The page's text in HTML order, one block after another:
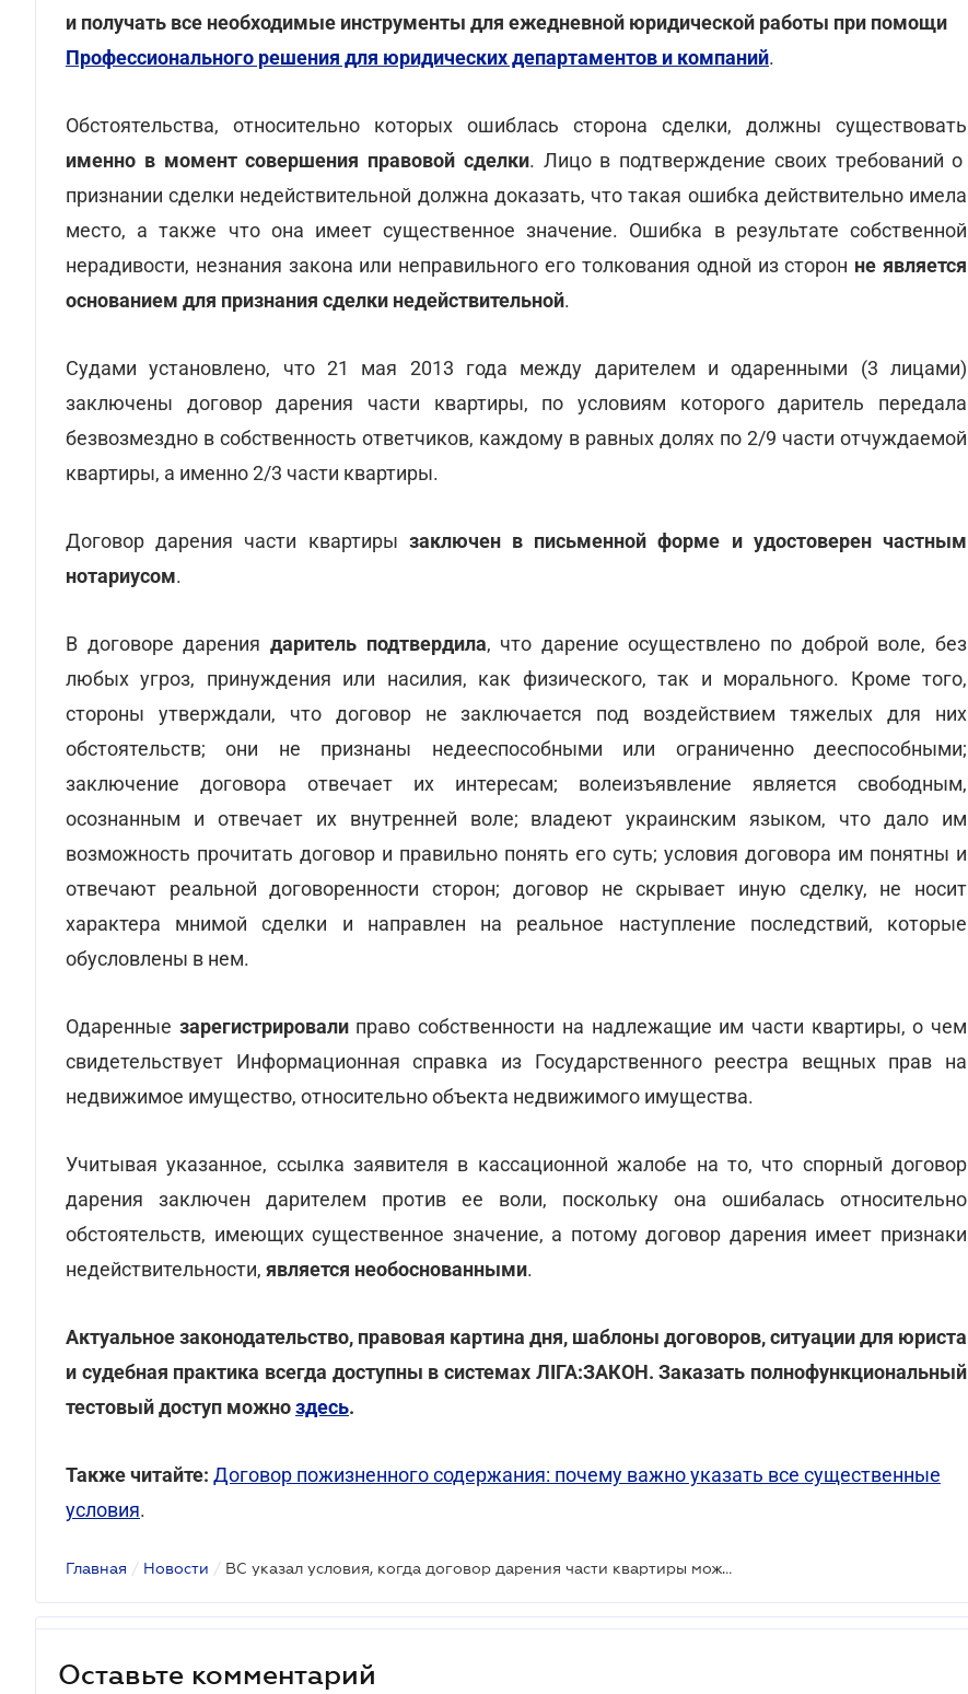
и получать все необходимые инструменты для ежедневной юридической работы при помощи
Профессионального решения для юридических департаментов и компаний.
Обстоятельства, относительно которых ошиблась сторона сделки, должны существовать
именно в момент совершения правовой сделки. Лицо в подтверждение своих требований о
признании сделки недействительной должна доказать, что такая ошибка действительно имела
место, а также что она имеет существенное значение. Ошибка в результате собственной
нерадивости, незнания закона или неправильного его толкования одной из сторон не является
основанием для признания сделки недействительной.
Судами установлено, что 21 мая 2013 года между дарителем и одаренными (3 лицами)
заключены договор дарения части квартиры, по условиям которого даритель передала
безвозмездно в собственность ответчиков, каждому в равных долях по 2/9 части отчуждаемой
квартиры, а именно 2/3 части квартиры.
Договор дарения части квартиры заключен в письменной форме и удостоверен частным
нотариусом.
В договоре дарения даритель подтвердила, что дарение осуществлено по доброй воле, без
любых угроз, принуждения или насилия, как физического, так и морального. Кроме того,
стороны утверждали, что договор не заключается под воздействием тяжелых для них
обстоятельств; они не признаны недееспособными или ограниченно дееспособными;
заключение договора отвечает их интересам; волеизъявление является свободным,
осознанным и отвечает их внутренней воле; владеют украинским языком, что дало им
возможность прочитать договор и правильно понять его суть; условия договора им понятны и
отвечают реальной договоренности сторон; договор не скрывает иную сделку, не носит
характера мнимой сделки и направлен на реальное наступление последствий, которые
обусловлены в нем.
Одаренные зарегистрировалиправо собственности на надлежащие им части квартиры, о чем
свидетельствует Информационная справка из Государственного реестра вещных прав на
недвижимое имущество, относительно объекта недвижимого имущества.
Учитывая указанное, ссылка заявителя в кассационной жалобе на то, что спорный договор
дарения заключен дарителем против ее воли, поскольку она ошибалась относительно
обстоятельств, имеющих существенное значение, а потому договор дарения имеет признаки
недействительности, является необоснованными.
Актуальное законодательство, правовая картина дня, шаблоны договоров, ситуации для юриста
и судебная практика всегда доступны в системах ЛІГА:ЗАКОН. Заказать полнофункциональный
тестовый доступ можноздесь.
Также читайте: Договор пожизненного содержания: почему важно указать все существенные
условия.
Главная / Новости / ВС указал условия, когда договор дарения части квартиры может быть признан недействительным
Оставьте комментарий